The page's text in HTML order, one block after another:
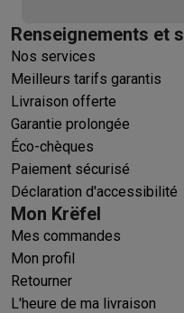
Renseignements et
Nos services
Meilleurs tarifs garantis
Livraison offerte
Garantie prolongée
Éco-chèques
Paiement sécurisé
Déclaration d'accessibilité
Mon Krëfel
Mes commandes
Mon profil
Retourner
L'heure de ma livraison